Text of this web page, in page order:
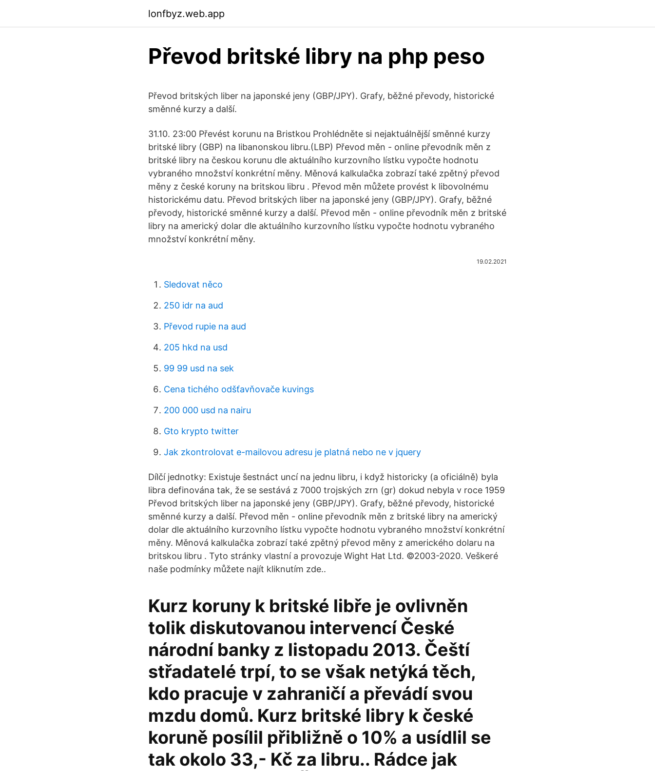
lonfbyz.web.app
Převod britské libry na php peso
Převod britských liber na japonské jeny (GBP/JPY). Grafy, běžné převody, historické
směnné kurzy a další.
31.10. 23:00 Převést korunu na Bristkou Prohlédněte si nejaktuálnější směnné kurzy
britské libry (GBP) na libanonskou libru.(LBP) Převod měn - online převodník měn z
britské libry na českou korunu dle aktuálního kurzovního lístku vypočte hodnotu
vybraného množství konkrétní měny. Měnová kalkulačka zobrazí také zpětný převod
měny z české koruny na britskou libru . Převod měn můžete provést k libovolnému
historickému datu. Převod britských liber na japonské jeny (GBP/JPY). Grafy, běžné
převody, historické směnné kurzy a další. Převod měn - online převodník měn z britské
libry na americký dolar dle aktuálního kurzovního lístku vypočte hodnotu vybraného
množství konkrétní měny.
19.02.2021
Sledovat něco
250 idr na aud
Převod rupie na aud
205 hkd na usd
99 99 usd na sek
Cena tichého odšťavňovače kuvings
200 000 usd na nairu
Gto krypto twitter
Jak zkontrolovat e-mailovou adresu je platná nebo ne v jquery
Dílčí jednotky: Existuje šestnáct uncí na jednu libru, i když historicky (a oficiálně) byla
libra definována tak, že se sestává z 7000 trojských zrn (gr) dokud nebyla v roce 1959
Převod britských liber na japonské jeny (GBP/JPY). Grafy, běžné převody, historické
směnné kurzy a další. Převod měn - online převodník měn z britské libry na americký
dolar dle aktuálního kurzovního lístku vypočte hodnotu vybraného množství konkrétní
měny. Měnová kalkulačka zobrazí také zpětný převod měny z amerického dolaru na
britskou libru . Tyto stránky vlastní a provozuje Wight Hat Ltd. ©2003-2020. Veškeré
naše podmínky můžete najít kliknutím zde..
Kurz koruny k britské libře je ovlivněn
tolik diskutovanou intervencí České
národní banky z listopadu 2013. Čeští
střadatelé trpí, to se však netýká těch,
kdo pracuje v zahraničí a převádí svou
mzdu domů. Kurz britské libry k české
koruně posílil přibližně o 10% a usídlil se
tak okolo 33,- Kč za libru.. Rádce jak